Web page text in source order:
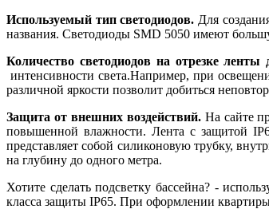
Используемый тип светодиодов. Для
названия. Светодиоды SMD 5050 имеют
Количество светодиодов на отрезке
интенсивности света.Например, при
различной яркости позволит добиться
Защита от внешних воздействий.На сайте
повышенной влажности. Лента с защитой
представляет собой силиконовую трубку,
на глубину до одного метра.
Хотите сделать подсветку бассейна? -
класса защиты IP65. При оформлении